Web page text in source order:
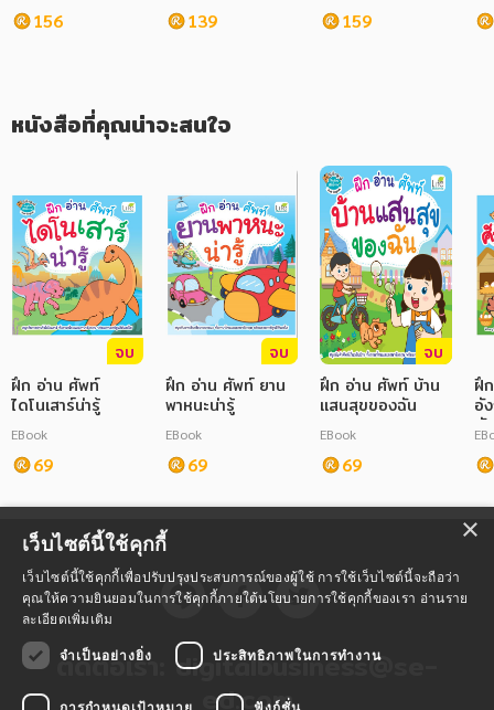
156 139 159
หนังสือที่คุณน่าจะสนใจ
จบ
ฝึก อ่าน ศัพท์
ไดโนเสาร์น่ารู้
EBook
69
จบ
ฝึก อ่าน ศัพท์ ยาน
พาหนะน่ารู้
EBook
69
จบ
ฝึก อ่าน ศัพท์ บ้าน
แสนสุขของฉัน
EBook
69
ฝึ
อั
ตั
ติดต่อเรา: digitalbusiness@se-
ed.com
×
เว็บไซต์นี้ใช้คุกกี้
เว็บไซต์นี้ใช้คุกกี้เพื่อปรับปรุงประสบการณ์ของผู้ใช้ การใช้เว็บไซต์นี้จะถือว่า
คุณให้ความยินยอมในการใช้คุกกี้ภายใต้นโยบายการใช้คุกกี้ของเรา อ่านราย
ละเอียดเพิ่มเติม
จำเป็นอย่างยิ่ง
ประสิทธิภาพในการทำงาน